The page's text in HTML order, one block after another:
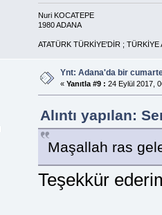
Nuri KOCATEPE
1980 ADANA
ATATÜRK TÜRKİYE'DİR ; TÜRKİYE
Ynt: Adana'da bir
« Yanıtla #9 : 24 Eylül 2017,
Alıntı yapılan:
Maşallah ras
Teşekkür